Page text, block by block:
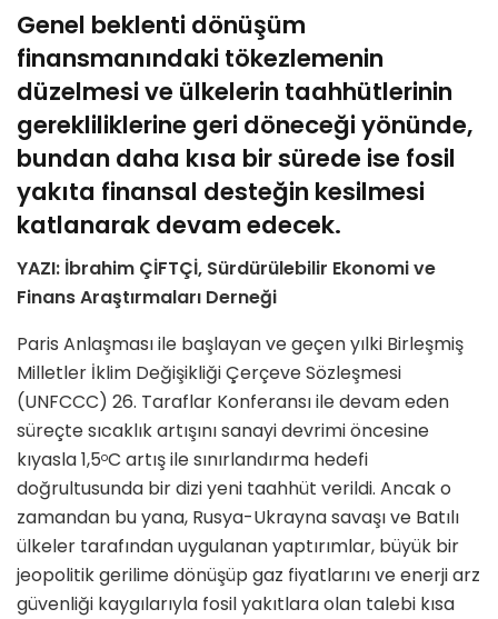
Genel beklenti dönüşüm
finansmanındaki tökezlemenin
düzelmesi ve ülkelerin taahhütlerinin
gerekliliklerine geri döneceği yönünde,
bundan daha kısa bir sürede ise fosil
yakıta finansal desteğin kesilmesi
katlanarak devam edecek.
YAZI: İbrahim ÇİFTÇİ, Sürdürülebilir Ekonomi ve
Finans Araştırmaları Derneği
Paris Anlaşması ile başlayan ve geçen yılki Birleşmiş
Milletler İklim Değişikliği Çerçeve Sözleşmesi
(UNFCCC) 26. Taraflar Konferansı ile devam eden
süreçte sıcaklık artışını sanayi devrimi öncesine
kıyasla 1,5oC artış ile sınırlandırma hedefi
doğrultusunda bir dizi yeni taahhüt verildi. Ancak o
zamandan bu yana, Rusya-Ukrayna savaşı ve Batılı
ülkeler tarafından uygulanan yaptırımlar, büyük bir
jeopolitik gerilime dönüşüp gaz fiyatlarını ve enerji arz
güvenliği kaygılarıyla fosil yakıtlara olan talebi kısa